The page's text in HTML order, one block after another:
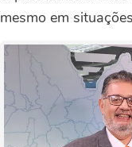
mesmo em